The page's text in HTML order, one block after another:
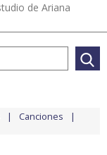
de Ariana
Canciones